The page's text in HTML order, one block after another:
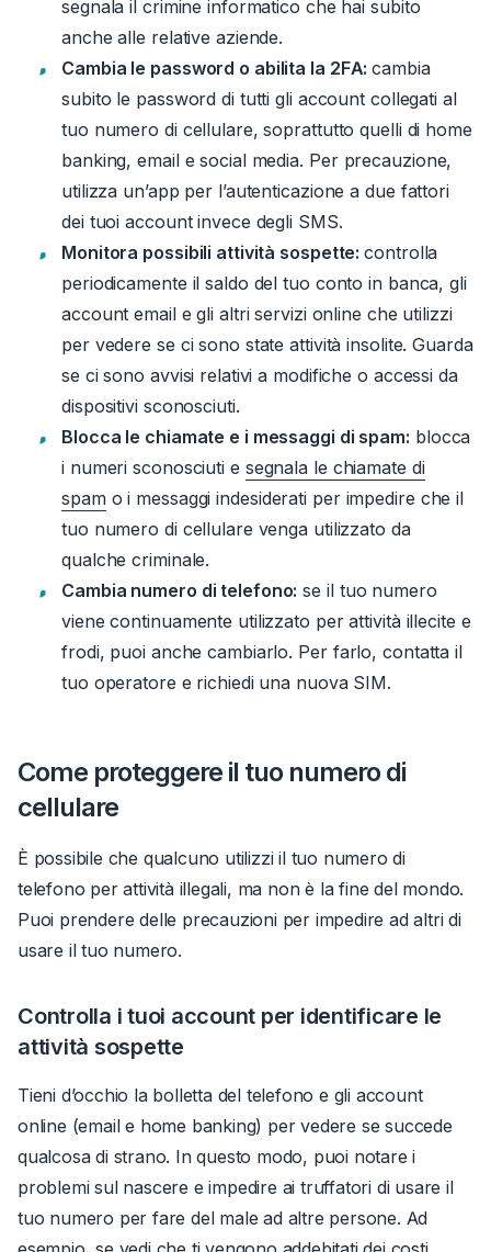
segnala il crimine informatico che hai subito
anche alle relative aziende.
Cambia le password o abilita la 2FA:cambia
subito le password di tutti gli account collegati al
tuo numero di cellulare, soprattutto quelli di home
banking, email e social media. Per precauzione,
utilizza un’app per l’autenticazione a due fattori
dei tuoi account invece degli SMS.
Monitora possibili attività sospette:controlla
periodicamente il saldo del tuo conto in banca, gli
account email e gli altri servizi online che utilizzi
per vedere se ci sono state attività insolite. Guarda
se ci sono avvisi relativi a modifiche o accessi da
dispositivi sconosciuti.
Blocca le chiamate e i messaggi di spam: blocca
i numeri sconosciuti e segnala le chiamate di
spamo i messaggi indesiderati per impedire che il
tuo numero di cellulare venga utilizzato da
qualche criminale.
Cambia numero di telefono: se il tuo numero
viene continuamente utilizzato per attività illecite e
frodi, puoi anche cambiarlo. Per farlo, contatta il
tuo operatore e richiedi una nuova SIM.
Come proteggere il tuo numero di
cellulare
È possibile che qualcuno utilizzi il tuo numero di
telefono per attività illegali, ma non è la fine del mondo.
Puoi prendere delle precauzioni per impedire ad altri di
usare il tuo numero.
Controlla i tuoi account per identificare le
attività sospette
Tieni d’occhio la bolletta del telefono e gli account
online (email e home banking) per vedere se succede
qualcosa di strano. In questo modo, puoi notare i
problemi sul nascere e impedire ai truffatori di usare il
tuo numero per fare del male ad altre persone. Ad